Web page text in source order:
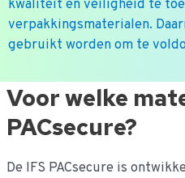
kwaliteit en veiligheid te
verpakkingsmaterialen.
gebruikt worden om te
Ga
naar
de
Voor welke
PACsecure?
De IFS PACsecure is